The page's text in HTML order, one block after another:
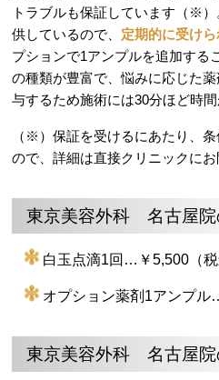
トラブルも保証しています（※
供しているので、 定期的に受け
プションで1アンプルを追加する
の種類が豊富で、悩みに応じた
与するため施術には30分ほど時間
（※）保証を受けるにあたり、
ので、詳細は直接クリニックにお
東京美容外科 名古屋院
白玉点滴1回…￥5,500（税
オプション薬剤1アンプル
東京美容外科 名古屋院